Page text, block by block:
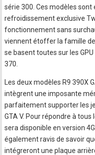
série 300. Ces modèles
refroidissement exclusive
fonctionnement sans
viennent étoffer la famille
se basent toutes sur les
370.
Les deux modèles R9 390X
intègrent une imposante
parfaitement supporter les
GTA V. Pour répondre à tous
sera disponible en version
également ravis de savoir
intégreront une plaque